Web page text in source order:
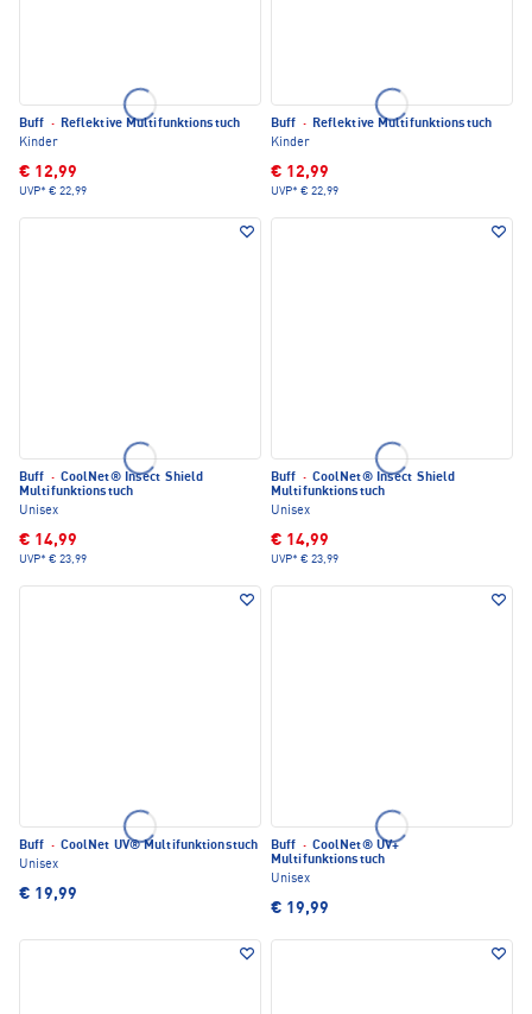
Buff · Reflektive Multifunktionstuch
Kinder
€ 12,99
UVP* € 22,99
Buff · Reflektive Multifunktionstuch
Kinder
€ 12,99
UVP* € 22,99
Buff · CoolNet® Insect Shield
Multifunktionstuch
Unisex
€ 14,99
UVP* € 23,99
Buff · CoolNet® Insect Shield
Multifunktionstuch
Unisex
€ 14,99
UVP* € 23,99
Buff · CoolNet UV® Multifunktionstuch
Unisex
€ 19,99
Buff · CoolNet® UV+
Multifunktionstuch
Unisex
€ 19,99